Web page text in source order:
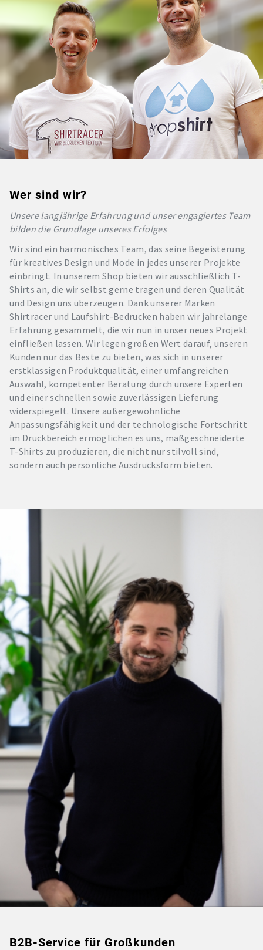
Wer sind wir?
Unsere langjährige Erfahrung und unser engagiertes Team
bilden die Grundlage unseres Erfolges
Wir sind ein harmonisches Team, das seine Begeisterung
für kreatives Design und Mode in jedes unserer Projekte
einbringt. In unserem Shop bieten wir ausschließlich T-
Shirts an, die wir selbst gerne tragen und deren Qualität
und Design uns überzeugen. Dank unserer Marken
Shirtracer und Laufshirt-Bedrucken haben wir jahrelange
Erfahrung gesammelt, die wir nun in unser neues Projekt
einfließen lassen. Wir legen großen Wert darauf, unseren
Kunden nur das Beste zu bieten, was sich in unserer
erstklassigen Produktqualität, einer umfangreichen
Auswahl, kompetenter Beratung durch unsere Experten
und einer schnellen sowie zuverlässigen Lieferung
widerspiegelt. Unsere außergewöhnliche
Anpassungsfähigkeit und der technologische Fortschritt
im Druckbereich ermöglichen es uns, maßgeschneiderte
T-Shirts zu produzieren, die nicht nur stilvoll sind,
sondern auch persönliche Ausdrucksform bieten.
B2B-Service für Großkunden